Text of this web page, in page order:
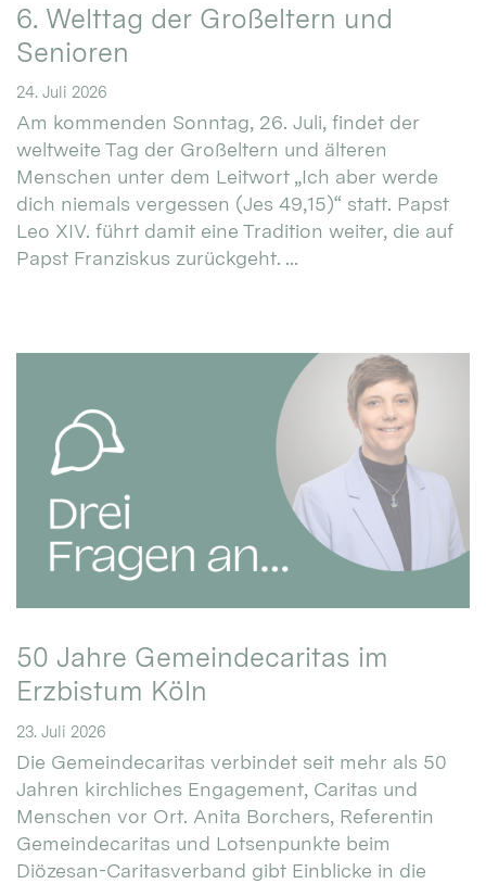
6. Welttag der Großeltern und
Senioren
24. Juli 2026
Am kommenden Sonntag, 26. Juli, findet der
weltweite Tag der Großeltern und älteren
Menschen unter dem Leitwort „Ich aber werde
dich niemals vergessen (Jes 49,15)“ statt. Papst
Leo XIV. führt damit eine Tradition weiter, die auf
Papst Franziskus zurückgeht. ...
50 Jahre Gemeindecaritas im
Erzbistum Köln
23. Juli 2026
Die Gemeindecaritas verbindet seit mehr als 50
Jahren kirchliches Engagement, Caritas und
Menschen vor Ort. Anita Borchers, Referentin
Gemeindecaritas und Lotsenpunkte beim
Diözesan-Caritasverband gibt Einblicke in die